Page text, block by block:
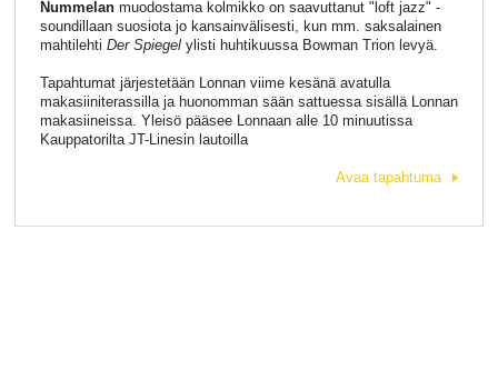
Nummelanmuodostama kolmikko on saavuttanut "loft jazz" -
soundillaan suosiota jo kansainvälisesti, kun mm. saksalainen
mahtilehti Der Spiegelylisti huhtikuussa Bowman Trion levyä.
Tapahtumat järjestetään Lonnan viime kesänä avatulla
makasiiniterassilla ja huonomman sään sattuessa sisällä Lonnan
makasiineissa. Yleisö pääsee Lonnaan alle 10 minuutissa
Kauppatorilta JT-Linesin lautoilla
Avaa tapahtuma